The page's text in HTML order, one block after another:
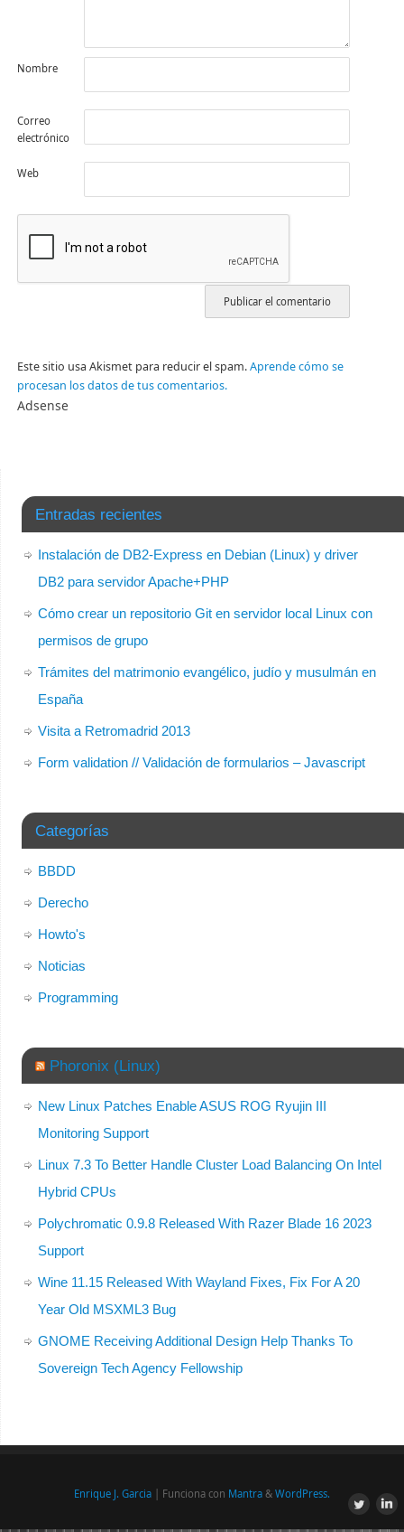
Nombre
Correo
electrónico
Web
Este sitio usa Akismet para reducir el spam.Aprende cómo se
procesan los datos de tus comentarios.
Adsense
Entradas recientes
Instalación de DB2-Express en Debian (Linux) y driver
DB2 para servidor Apache+PHP
Cómo crear un repositorio Git en servidor local Linux con
permisos de grupo
Trámites del matrimonio evangélico, judío y musulmán en
España
Visita a Retromadrid 2013
Form validation // Validación de formularios – Javascript
Categorías
BBDD
Derecho
Howto's
Noticias
Programming
Phoronix (Linux)
New Linux Patches Enable ASUS ROG Ryujin III
Monitoring Support
Linux 7.3 To Better Handle Cluster Load Balancing On Intel
Hybrid CPUs
Polychromatic 0.9.8 Released With Razer Blade 16 2023
Support
Wine 11.15 Released With Wayland Fixes, Fix For A 20
Year Old MSXML3 Bug
GNOME Receiving Additional Design Help Thanks To
Sovereign Tech Agency Fellowship
Enrique J. Garcia | Funciona con Mantra & WordPress.